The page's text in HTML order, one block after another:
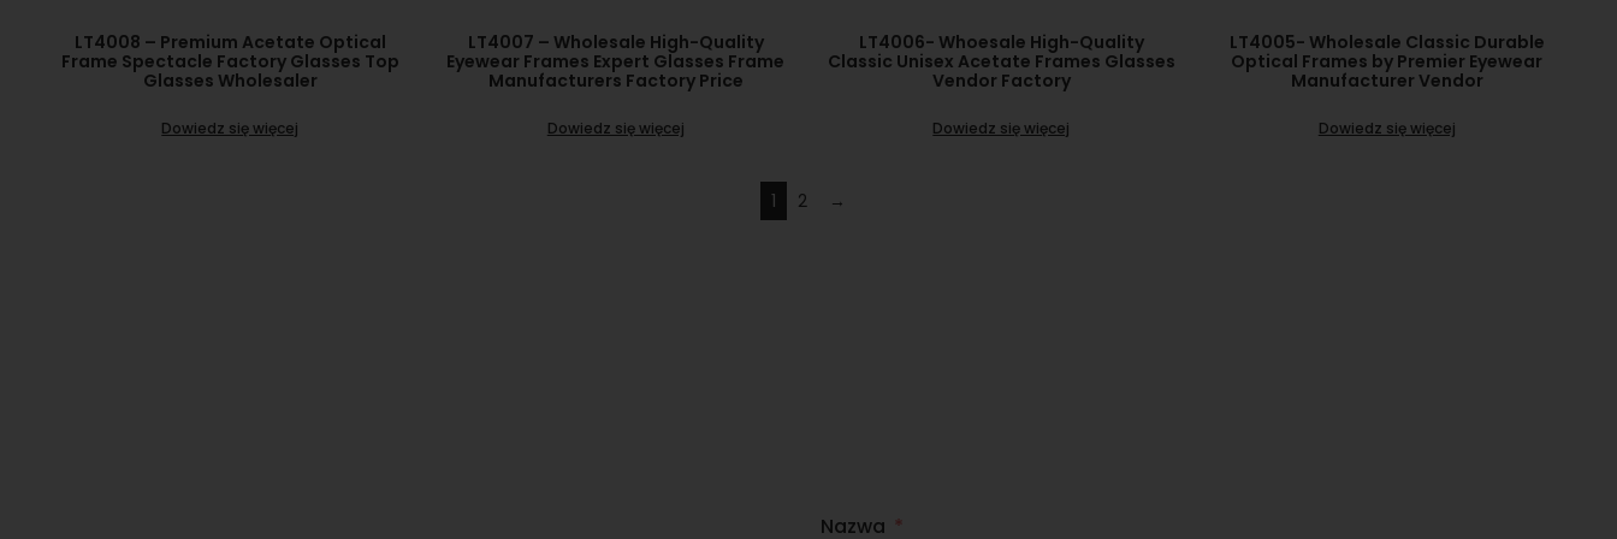
LT4008 – Premium Acetate Optical
Frame Spectacle Factory Glasses Top
Glasses Wholesaler
Dowiedz się więcej
LT4007 – Wholesale High-Quality
Eyewear Frames Expert Glasses Frame
Manufacturers Factory Price
Dowiedz się więcej
LT4006- Whoesale High-Quality
Classic Unisex Acetate Frames Glasses
Vendor Factory
Dowiedz się więcej
LT4005- Wholesale Classic Durable
Optical Frames by Premier Eyewear
Manufacturer Vendor
Dowiedz się więcej
1 2 →
Nazwa